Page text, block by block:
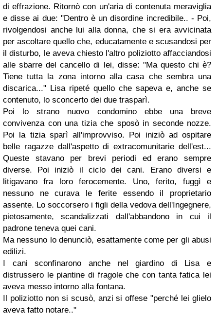
di effrazione. Ritornò con un'aria di contenuta meraviglia
e disse ai due: "Dentro è un disordine incredibile.. - Poi,
rivolgendosi anche lui alla donna, che si era avvicinata
per ascoltare quello che, educatamente e scusandosi per
il disturbo, le aveva chiesto l'altro poliziotto affacciandosi
alle sbarre del cancello di lei, disse: "Ma questo chi è?
Tiene tutta la zona intorno alla casa che sembra una
discarica..." Lisa ripeté quello che sapeva e, anche se
contenuto, lo sconcerto dei due trasparì.
Poi lo strano nuovo condomino ebbe una breve
convivenza con una tizia che sposò in seconde nozze.
Poi la tizia sparì all'improvviso. Poi iniziò ad ospitare
belle ragazze dall'aspetto di extracomunitarie dell'est...
Queste stavano per brevi periodi ed erano sempre
diverse. Poi iniziò il ciclo dei cani. Erano diversi e
litigavano fra loro ferocemente. Uno, ferito, fuggì e
nessuno ne curava le ferite essendo il proprietario
assente. Lo soccorsero i figli della vedova dell'Ingegnere,
pietosamente, scandalizzati dall'abbandono in cui il
padrone teneva quei cani.
Ma nessuno lo denunciò, esattamente come per gli abusi
edilizi.
I cani sconfinarono anche nel giardino di Lisa e
distrussero le piantine di fragole che con tanta fatica lei
aveva messo intorno alla fontana.
Il poliziotto non si scusò, anzi si offese "perché lei glielo
aveva fatto notare.."